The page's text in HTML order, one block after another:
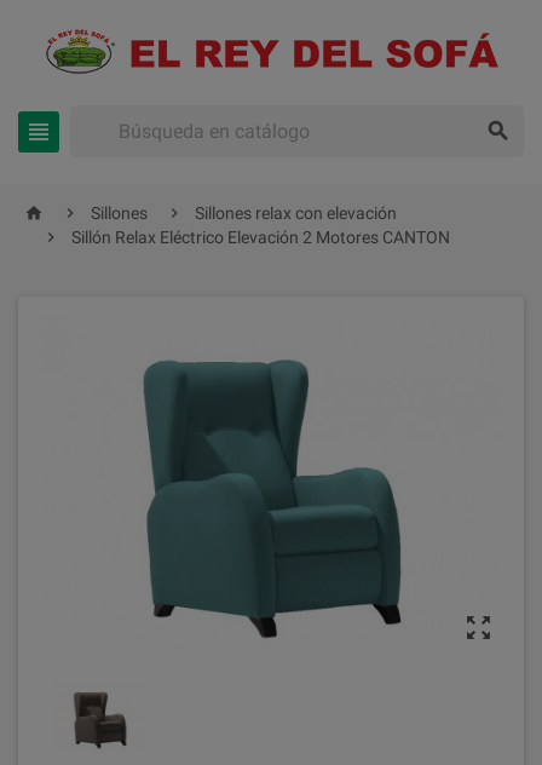
 
  Sillones 
Sillones relax con elevación

Sillón Relax Eléctrico Elevación 2 Motores CANTON
